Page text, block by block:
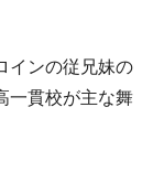
インの従兄妹の
一貫校が主な舞